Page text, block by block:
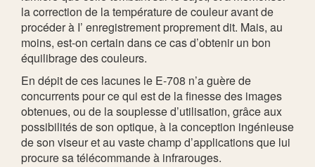
la correction de la température de couleur avant de
procéder à I’ enregistrement proprement dit. Mais, au
moins, est-on certain dans ce cas d’obtenir un bon
équilibrage des couleurs.
En dépit de ces lacunes le E-708 n’a guère de
concurrents pour ce qui est de la finesse des images
obtenues, ou de la souplesse d’utilisation, grâce aux
possibilités de son optique, à la conception ingénieuse
de son viseur et au vaste champ d’applications que lui
procure sa télécommande à infrarouges.